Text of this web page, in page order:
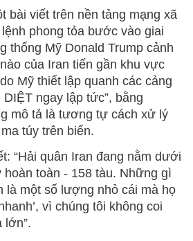
bài viết trên nền tảng mạng xã
phong tỏa bước vào giai
thống Mỹ Donald Trump cảnh
của Iran tiến gần khu vực
Mỹ thiết lập quanh các cảng
ngay lập tức”, bằng
mô tả là tương tự cách xử lý
túy trên biển.
“Hải quân Iran đang nằm dưới
hoàn toàn - 158 tàu. Những gì
là một số lượng nhỏ cái mà họ
vì chúng tôi không coi
lớn”.